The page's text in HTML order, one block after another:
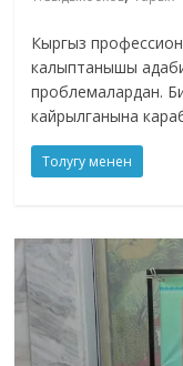
Кыргыз
калыптанышы
проблемалардан.
кайрылганына
Толугу менен